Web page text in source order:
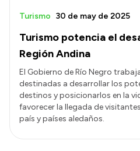
Turismo potencia el
Región Andina
Turismo 30 de may de 2025
El Gobierno de Río Negro
destinadas a desarrollar los
destinos y posicionarlos en la
favorecer la llegada de
país y países aledaños.